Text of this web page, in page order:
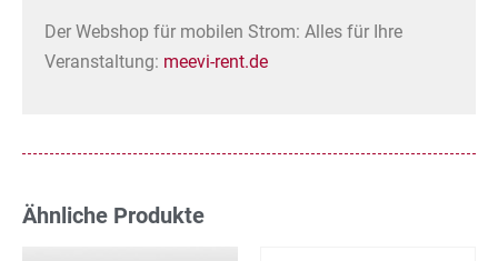
Der Webshop für mobilen Strom: Alles für Ihre
Veranstaltung: meevi-rent.de
Ähnliche Produkte